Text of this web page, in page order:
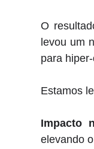
O
levou um
para
Estamos
Impacto
elevando